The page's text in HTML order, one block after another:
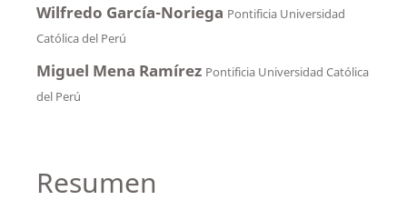
Wilfredo García-Noriega Pontificia Universidad
Católica del Perú
Miguel Mena Ramírez Pontificia Universidad Católica
del Perú
Resumen